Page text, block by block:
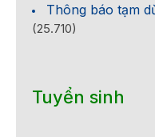
Thông báo tạm
(25.710)
Tuyển sinh